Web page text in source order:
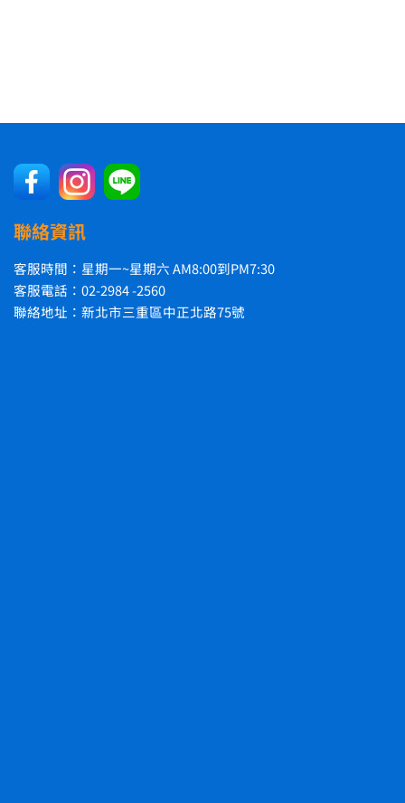
聯絡資訊
客服時間：星期一~星期六 AM8:00到PM7:30
客服電話：02-2984 -2560
聯絡地址：新北市三重區中正北路75號